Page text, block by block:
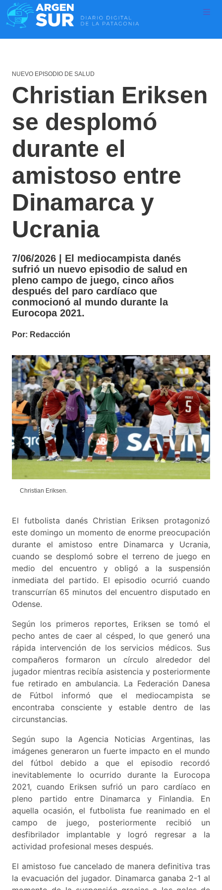
NUEVO EPISODIO DE SALUD
Christian Eriksen
se desplomó
durante el
amistoso entre
Dinamarca y
Ucrania
7/06/2026 | El mediocampista danés
sufrió un nuevo episodio de salud en
pleno campo de juego, cinco años
después del paro cardíaco que
conmocionó al mundo durante la
Eurocopa 2021.
Por: Redacción
Christian Eriksen.
El futbolista danés Christian Eriksen protagonizó
este domingo un momento de enorme preocupación
durante el amistoso entre Dinamarca y Ucrania,
cuando se desplomó sobre el terreno de juego en
medio del encuentro y obligó a la suspensión
inmediata del partido. El episodio ocurrió cuando
transcurrían 65 minutos del encuentro disputado en
Odense.
Según los primeros reportes, Eriksen se tomó el
pecho antes de caer al césped, lo que generó una
rápida intervención de los servicios médicos. Sus
compañeros formaron un círculo alrededor del
jugador mientras recibía asistencia y posteriormente
fue retirado en ambulancia. La Federación Danesa
de Fútbol informó que el mediocampista se
encontraba consciente y estable dentro de las
circunstancias.
Según supo la Agencia Noticias Argentinas, las
imágenes generaron un fuerte impacto en el mundo
del fútbol debido a que el episodio recordó
inevitablemente lo ocurrido durante la Eurocopa
2021, cuando Eriksen sufrió un paro cardíaco en
pleno partido entre Dinamarca y Finlandia. En
aquella ocasión, el futbolista fue reanimado en el
campo de juego, posteriormente recibió un
desfibrilador implantable y logró regresar a la
actividad profesional meses después.
El amistoso fue cancelado de manera definitiva tras
la evacuación del jugador. Dinamarca ganaba 2-1 al